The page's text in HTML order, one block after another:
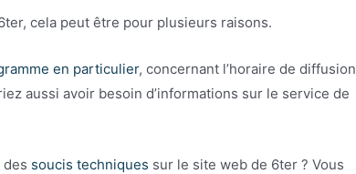
cela peut être pour plusieurs raisons.
en particulier, concernant l’horaire de diffusion
aussi avoir besoin d’informations sur le service de
des soucis techniques sur le site web de 6ter ? Vous